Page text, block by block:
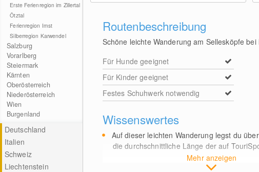
Erste Ferienregion im Zillertal
Ötztal
Ferienregion Imst
Silberregion Karwendel
Salzburg
Vorarlberg
Steiermark
Kärnten
Oberösterreich
Niederösterreich
Wien
Burgenland
Deutschland
Italien
Schweiz
Liechtenstein
Routenbeschreibung
Schöne leichte Wanderung am Sellesköpfe bei
Für Hunde geeignet
Für Kinder geeignet
Festes Schuhwerk notwendig
Wissenswertes
Mehr anzeigen
Auf dieser leichten Wanderung legst du
die durchschnittliche Länge der auf